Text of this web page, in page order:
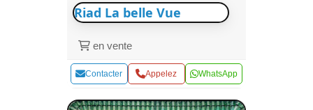
Riad La belle Vue
en vente
Contacter Appelez WhatsApp